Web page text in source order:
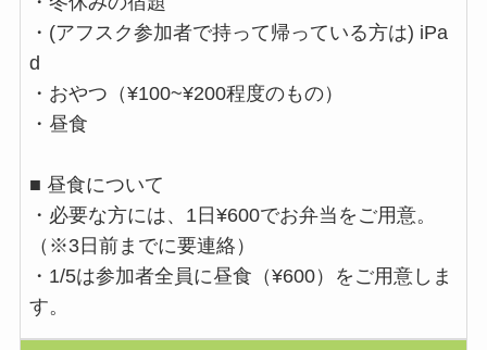
・(アフスク参加者で持って帰っている方は) iPa
d
・おやつ（¥100~¥200程度のもの）
・昼食
■ 昼食について
・必要な方には、1日¥600でお弁当をご用意。
（※3日前までに要連絡）
・1/5は参加者全員に昼食（¥600）をご用意しま
す。